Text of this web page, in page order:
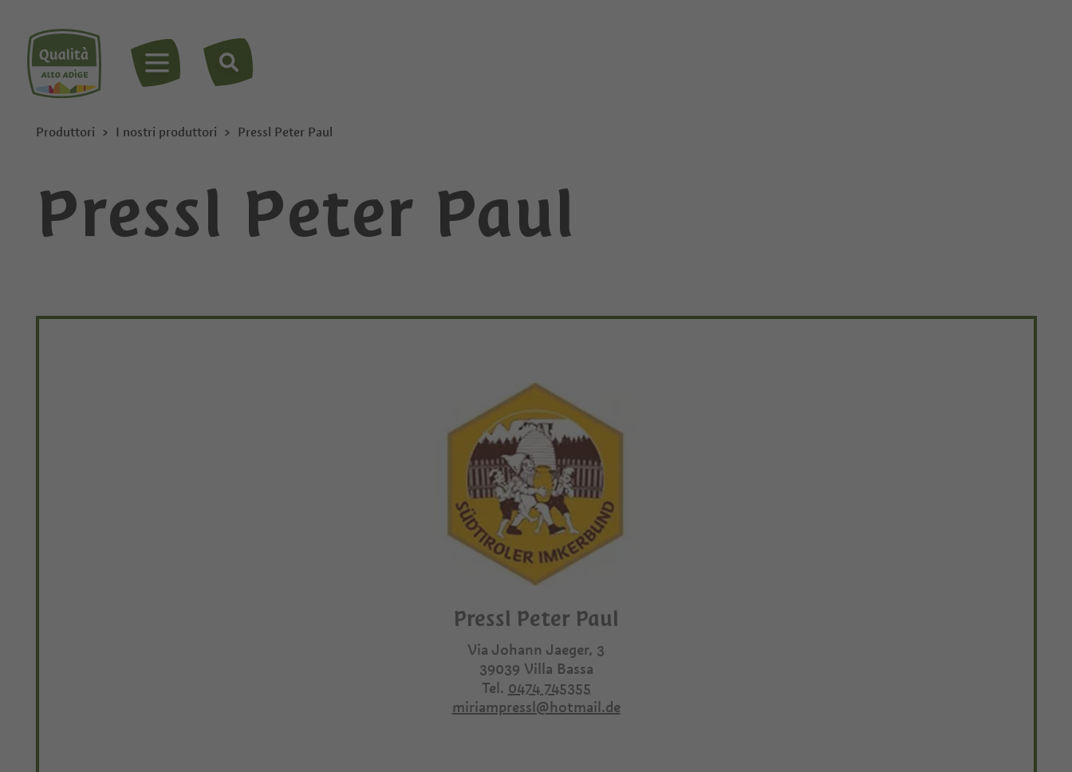
MENU
Produttori I nostri produttori Pressl Peter Paul
Pressl Peter Paul
Pressl Peter Paul
Via Johann Jaeger, 3
39039 Villa Bassa
Tel. 0474 745355
miriampressl@hotmail.de